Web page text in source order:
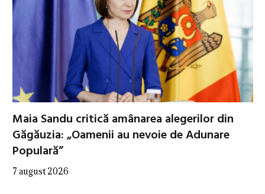
Maia Sandu critică amânarea alegerilor din
Găgăuzia: „Oamenii au nevoie de Adunare
Populară”
7 august 2026